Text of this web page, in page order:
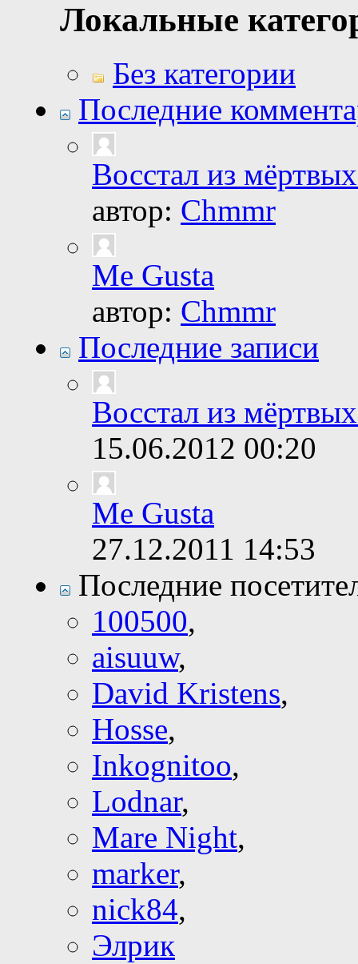
Локальные
Без категории
Последние
Восстал из
автор: Chmmr
Me Gusta
автор: Chmmr
Последние записи
Восстал из
15.06.2012 00:20
Me Gusta
27.12.2011 14:53
Последние
100500,
aisuuw,
David Kristens,
Hosse,
Inkognitoo,
Lodnar,
Mare Night,
marker,
nick84,
Элрик